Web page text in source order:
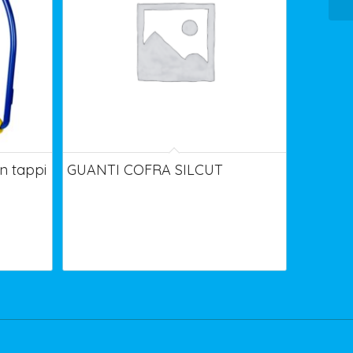
tappi
GUANTI COFRA SILCUT